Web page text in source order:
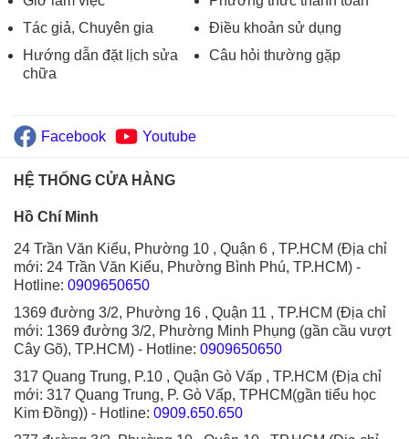
Tác giả, Chuyên gia
Hướng dẫn đặt lịch sửa
chữa
Điều khoản sử dụng
Câu hỏi thường gặp
Facebook Youtube
HỆ THỐNG CỬA HÀNG
Hồ Chí Minh
24 Trần Văn Kiểu, Phường 10 , Quận 6 , TP.HCM (Địa chỉ
mới: 24 Trần Văn Kiểu, Phường Bình Phú, TP.HCM) -
Hotline: 0909650650
1369 đường 3/2, Phường 16 , Quận 11 , TP.HCM (Địa chỉ
mới: 1369 đường 3/2, Phường Minh Phụng (gần cầu vượt
Cây Gõ), TP.HCM) - Hotline: 0909650650
317 Quang Trung, P.10 , Quận Gò Vấp , TP.HCM (Địa chỉ
mới: 317 Quang Trung, P. Gò Vấp, TPHCM(gần tiểu học
Kim Đồng)) - Hotline: 0909.650.650